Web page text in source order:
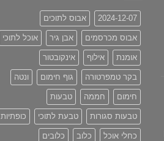
המחיר
2024-12-07 אבוס לתוכים
אבוס מכרסמים אבן גיר אוכל לתוכי
אומנת אילוף אינקובטור
בקר טמפרטורה גוף חימום ונטה
חימום חממה טבעות
טבעות סגורות טבעת לתוכי כופתיות
כחלי אוכל כלוב כלובים